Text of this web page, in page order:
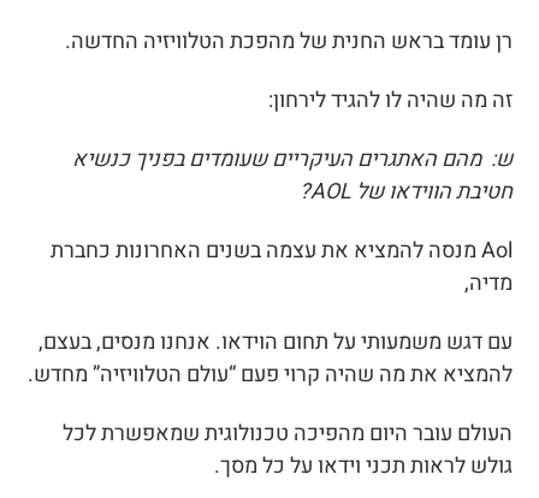
רן עומד בראש החנית של מהפכת הטלוויזיה החדשה.
זה מה שהיה לו להגיד לירחון:
ש: מהם האתגרים העיקריים שעומדים בפניך כנשיא
חטיבת הווידאו של AOL?
Aol מנסה להמציא את עצמה בשנים האחרונות כחברת
מדיה,
עם דגש משמעותי על תחום הוידאו. אנחנו מנסים, בעצם,
להמציא את מה שהיה קרוי פעם “עולם הטלוויזיה” מחדש.
העולם עובר היום מהפיכה טכנולוגית שמאפשרת לכל
גולש לראות תכני וידאו על כל מסך.